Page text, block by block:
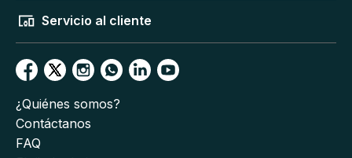
Servicio al cliente
¿Quiénes somos?
Contáctanos
FAQ